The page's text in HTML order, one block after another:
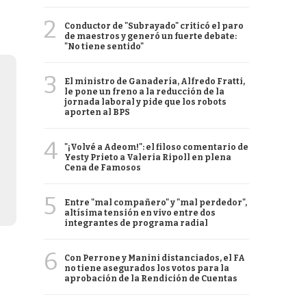
2
Conductor de "Subrayado" criticó el paro
de maestros y generó un fuerte debate:
"No tiene sentido"
3
El ministro de Ganadería, Alfredo Fratti,
le pone un freno a la reducción de la
jornada laboral y pide que los robots
aporten al BPS
4
"¡Volvé a Adeom!": el filoso comentario de
Yesty Prieto a Valeria Ripoll en plena
Cena de Famosos
5
Entre "mal compañero" y "mal perdedor",
altísima tensión en vivo entre dos
integrantes de programa radial
6
Con Perrone y Manini distanciados, el FA
no tiene asegurados los votos para la
aprobación de la Rendición de Cuentas